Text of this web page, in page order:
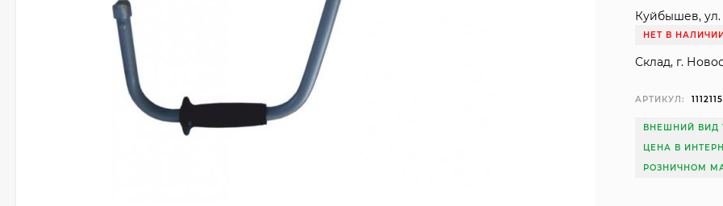
Куйбышев, ул.
НЕТ В
Склад, г.
АРТИКУЛ: 1112115
ВНЕШНИЙ ВИД
ЦЕНА В
РОЗНИЧНОМ